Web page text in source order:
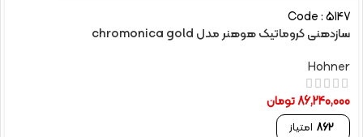
Code : 5147
سازدهنی کروماتیک هوهنر مدل chromonica gold
Hohner
86,240,000تومان
862 امتیاز